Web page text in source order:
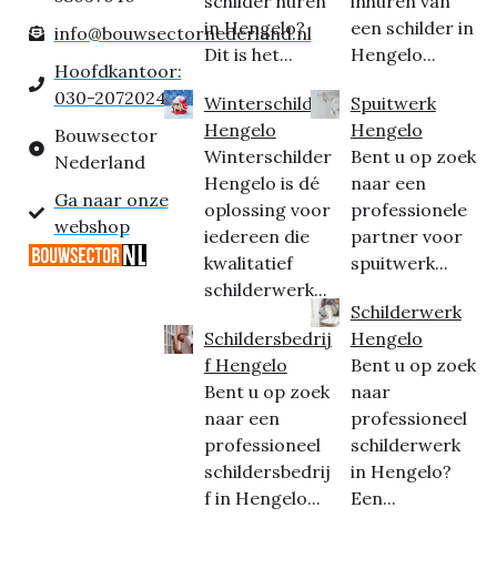
info@bouwsectornederland.nl
Hoofdkantoor:
030-2072024
Bouwsector
Nederland
Ga naar onze
webshop
in Hengelo?
Dit is het...
Winterschilder
Hengelo
Winterschilder
Hengelo is dé
oplossing voor
iedereen die
kwalitatief
schilderwerk...
Schildersbedrij
f Hengelo
Bent u op zoek
naar een
professioneel
schildersbedrij
f in Hengelo...
een schilder in
Hengelo...
Spuitwerk
Hengelo
Bent u op zoek
naar een
professionele
partner voor
spuitwerk...
Schilderwerk
Hengelo
Bent u op zoek
naar
professioneel
schilderwerk
in Hengelo?
Een...